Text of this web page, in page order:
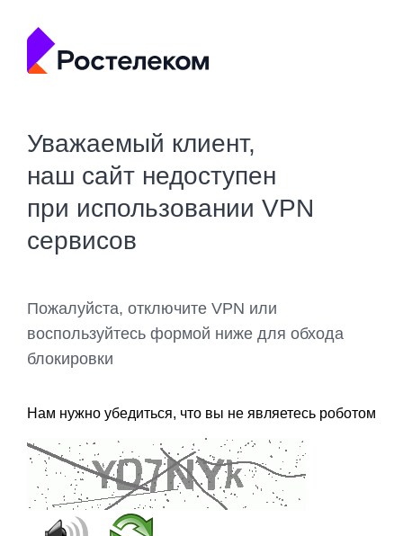
Уважаемый клиент,
наш сайт недоступен
при использовании VPN
сервисов
Пожалуйста, отключите VPN или
воспользуйтесь формой ниже для обхода
блокировки
Нам нужно убедиться, что вы не являетесь роботом